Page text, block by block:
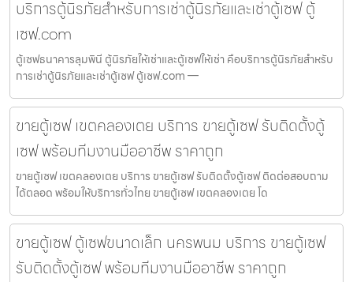
บริการตู้นิรภัยสำหรับการเช่าตู้นิรภัยและเช่าตู้เซฟ ตู้
เซฟ.com
ตู้เซฟธนาคารลุมพินี ตู้นิรภัยให้เช่าและตู้เซฟให้เช่า คือบริการตู้นิรภัยสำหรับ
การเช่าตู้นิรภัยและเช่าตู้เซฟ ตู้เซฟ.com —
ขายตู้เซฟ เขตคลองเตย บริการ ขายตู้เซฟ รับติดตั้งตู้
เซฟ พร้อมทีมงานมืออาชีพ ราคาถูก
ขายตู้เซฟ เขตคลองเตย บริการ ขายตู้เซฟ รับติดตั้งตู้เซฟ ติดต่อสอบถาม
ได้ตลอด พร้อมให้บริการทั่วไทย ขายตู้เซฟ เขตคลองเตย โด
ขายตู้เซฟ ตู้เซฟขนาดเล็ก นครพนม บริการ ขายตู้เซฟ
รับติดตั้งตู้เซฟ พร้อมทีมงานมืออาชีพ ราคาถูก